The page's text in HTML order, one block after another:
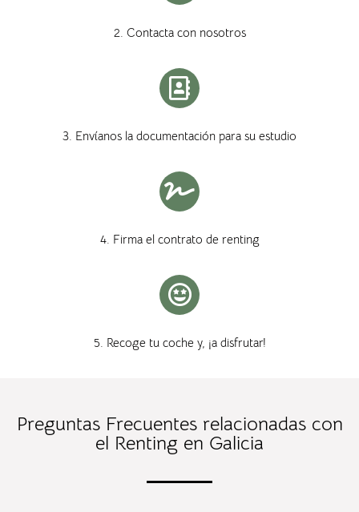
2. Contacta con nosotros
3. Envíanos la documentación para su estudio
4. Firma el contrato de renting
5. Recoge tu coche y, ¡a disfrutar!
Preguntas Frecuentes relacionadas con
el Renting en Galicia